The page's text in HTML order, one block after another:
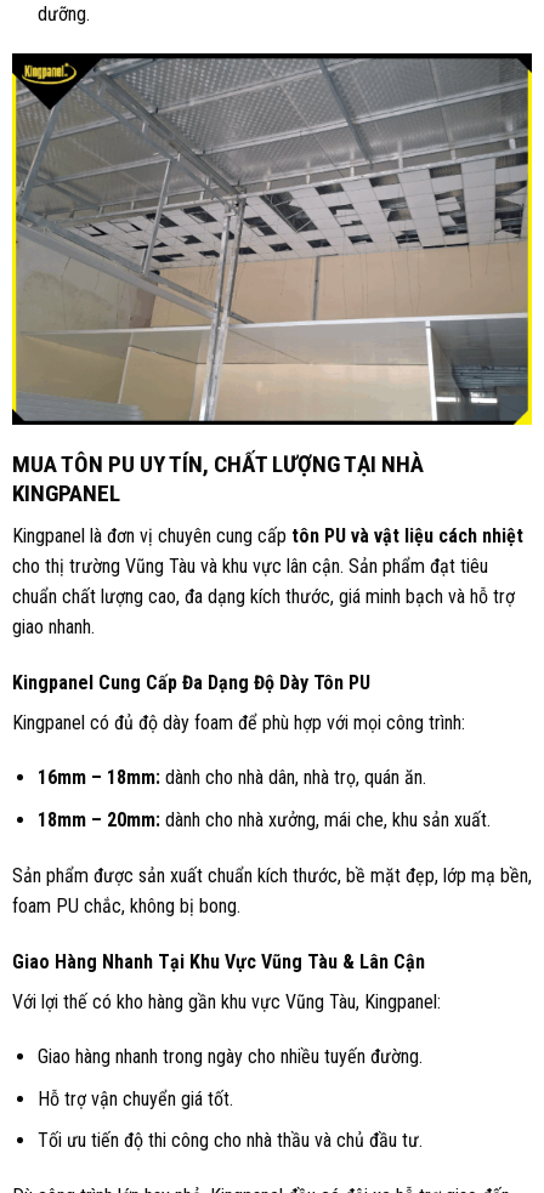
dưỡng.
MUA TÔN PU UY TÍN, CHẤT LƯỢNG TẠI NHÀ
KINGPANEL
Kingpanel là đơn vị chuyên cung cấp tôn PU và vật liệu cách nhiệt
cho thị trường Vũng Tàu và khu vực lân cận. Sản phẩm đạt tiêu
chuẩn chất lượng cao, đa dạng kích thước, giá minh bạch và hỗ trợ
giao nhanh.
Kingpanel Cung Cấp Đa Dạng Độ Dày Tôn PU
Kingpanel có đủ độ dày foam để phù hợp với mọi công trình:
16mm – 18mm:dành cho nhà dân, nhà trọ, quán ăn.
18mm – 20mm:dành cho nhà xưởng, mái che, khu sản xuất.
Sản phẩm được sản xuất chuẩn kích thước, bề mặt đẹp, lớp mạ bền,
foam PU chắc, không bị bong.
Giao Hàng Nhanh Tại Khu Vực Vũng Tàu & Lân Cận
Với lợi thế có kho hàng gần khu vực Vũng Tàu, Kingpanel:
Giao hàng nhanh trong ngày cho nhiều tuyến đường.
Hỗ trợ vận chuyển giá tốt.
Tối ưu tiến độ thi công cho nhà thầu và chủ đầu tư.